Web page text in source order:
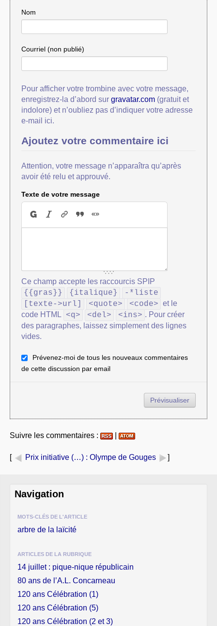
Nom
Courriel (non publié)
Pour afficher votre trombine avec votre message,
enregistrez-la d’abord sur gravatar.com(gratuit et
indolore) et n’oubliez pas d’indiquer votre adresse
e-mail ici.
Ajoutez votre commentaire ici
Attention, votre message n’apparaîtra qu’après
avoir été relu et approuvé.
Texte de votre message
Ce champ accepte les raccourcis SPIP
{{gras}} {italique}
-*liste
[texte->url]
<quote> <code> et le
code HTML
<q> <del> <ins> . Pour créer
des paragraphes, laissez simplement des lignes
vides.
Prévenez-moi de tous les nouveaux commentaires
de cette discussion par email
Suivre les commentaires :
[ Prix initiative (…) : Olympe de Gouges ]
Navigation
MOTS-CLÉS DE L'ARTICLE
arbre de la laïcité
ARTICLES DE LA RUBRIQUE
14 juillet : pique-nique républicain
80 ans de l’A.L. Concarneau
120 ans Célébration (1)
120 ans Célébration (5)
120 ans Célébration (2 et 3)